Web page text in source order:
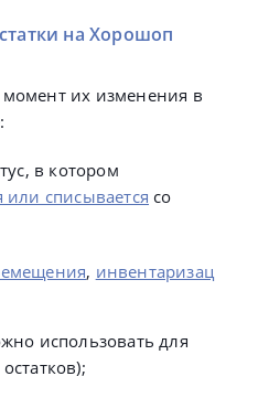
на Хорошоп
момент их изменения в
в котором
или списывается со
, инвентаризац
использовать для